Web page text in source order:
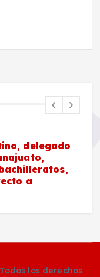
delegado
a
los derechos